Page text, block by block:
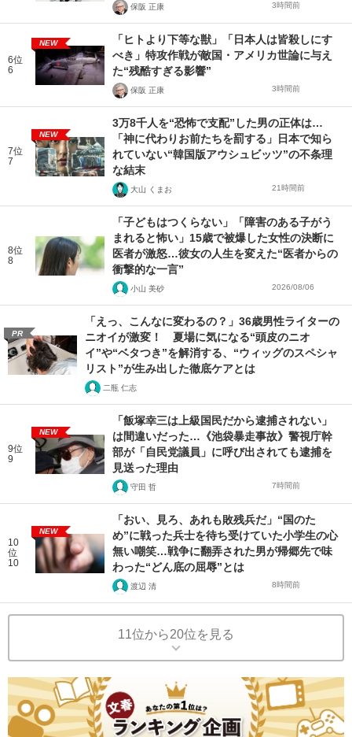
保阪 正康 3時間前
6位
6
NEW
「ヒトより下等な獣」「日本人は皆殺しにす
べき」特攻作戦が敵国・アメリカ世論に与え
た“残酷すぎる影響”
保阪 正康 3時間前
7位
7
NEW
3万8千人を“恐怖で支配”した男の正体は…
「神に代わりお前たちを罰する」日本で知ら
れていない“韓国版アウシュビッツ”の不条理
な結末
大山 くまお 21時間前
8位
8
「子どもはつくらない」「障害のある子がう
まれると怖い」15歳で被爆した女性の決断に
医者が激怒…彼女の人生を変えた“医者からの
衝撃的な一言”
小山 美砂 2026/08/06
PR
「えっ、こんなに変わるの？」36歳男性ライターの
ニオイが激変！ 夏場に気になる“頭皮のニオ
イ”や“ベタつき”を解消する、“ウィッグのスペシャ
リスト”が生み出した徹底ケアとは
二瓶 仁志
9位
9
NEW
「飯塚幸三は上級国民だから逮捕されない」
は間違いだった…《池袋暴走事故》警視庁幹
部が「自民党議員」に呼び出されても逮捕を
見送った理由
守田 哲 7時間前
10
位
10
NEW
「おい、見ろ、あれも敗残兵だ」“国のた
め”に戦った兵士を待ち受けていた小学生の心
無い嘲笑…戦争に翻弄された男が帰郷先で味
わった“どん底の屈辱”とは
渡辺 清 8時間前
11位から20位を見る